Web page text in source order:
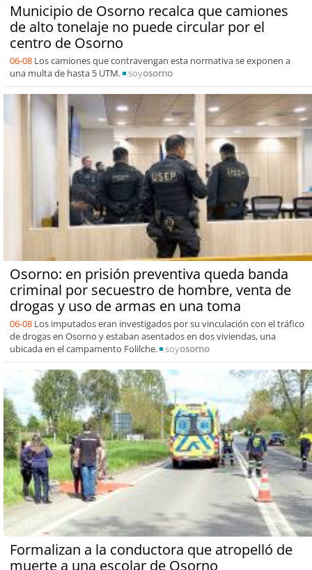
Municipio de Osorno recalca que camiones
de alto tonelaje no puede circular por el
centro de Osorno
06-08 Los camiones que contravengan esta normativa se exponen a
una multa de hasta 5 UTM.
soyosorno
Osorno: en prisión preventiva queda banda
criminal por secuestro de hombre, venta de
drogas y uso de armas en una toma
06-08 Los imputados eran investigados por su vinculación con el tráfico
de drogas en Osorno y estaban asentados en dos viviendas, una
ubicada en el campamento Folilche.
soyosorno
Formalizan a la conductora que atropelló de
muerte a una escolar de Osorno